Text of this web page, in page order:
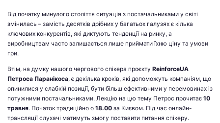
Від початку минулого століття ситуація з постачальниками у світі
змінилась – замість десятків дрібних у багатьох галузях є кілька
ключових конкурентів, які диктують тенденції на ринку, а
виробництвам часто залишається лише приймати їхню ціну та умови
гри.
Втім, на думку нашого чергового спікера проєкту ReinforceUA
Петроса Паранікоса, є декілька кроків, які допоможуть компаніям, що
опинилися у слабкій позиції, бути більш ефективними у перемовинах із
потужними постачальниками. Лекцію на цю тему Петрос прочитає 10
травня. Початок традиційно о 18.00 за Києвом. Під час онлайн-
трансляції слухачі матимуть змогу поставити питання спікеру.